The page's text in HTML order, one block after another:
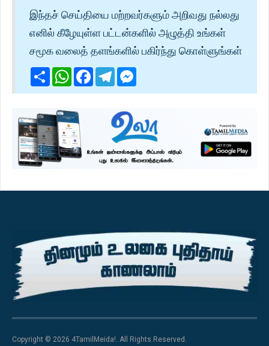
இந்தச் செய்தியை மற்றவர்களும் அறிவது நல்லது
எனில் கீழேயுள்ள பட்டன்களில் அழுத்தி உங்கள்
சமூக வலைத் தளங்களில் பகிர்ந்து கொள்ளுங்கள்
ShareWhatsApp
Facebook
Telegram
Copyright © 2026 4TamilMeida!. All Rights Reserved.